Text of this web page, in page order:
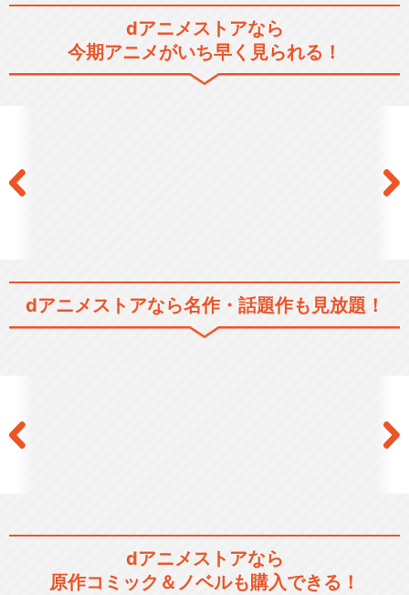
銀魂 (1年目)
銀魂’ 延長戦
dアニメストアなら
今期アニメがいち早く見られる！
dアニメストアなら名作・話題作も見放題！
dアニメストアなら
原作コミック＆ノベルも購入できる！